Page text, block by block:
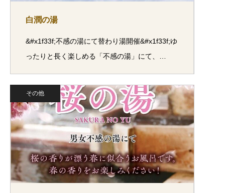
白潤の湯
&#x1f33f;不感の湯にて替わり湯開催&#x1f33f;ゆ
ったりと長く楽しめる「不感の湯」にて、…
その他